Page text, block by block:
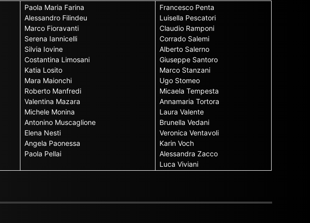
Paola Maria Farina
Alessandro Filindeu
Marco Fioravanti
Serena Iannicelli
Silvia Iovine
Costantina Limosani
Katia Losito
Mara Maionchi
Roberto Manfredi
Valentina Mazara
Michele Monina
Antonino Muscaglione
Elena Nesti
Angela Paonessa
Paola Pellai
Francesco Penta
Luisella Pescatori
Claudio Ramponi
Corrado Salemi
Alberto Salerno
Giuseppe Santoro
Marco Stanzani
Ugo Stomeo
Micaela Tempesta
Annamaria Tortora
Laura Valente
Brunella Vedani
Veronica Ventavoli
Karin Voch
Alessandra Zacco
Luca Viviani